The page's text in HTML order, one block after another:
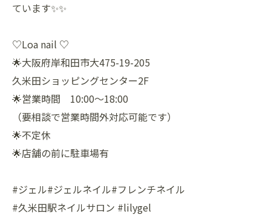
ています✨✨
♡Loa nail ♡
🌟大阪府岸和田市大475-19-205
久米田ショッピングセンター2F
🌟営業時間 10:00〜18:00
（要相談で営業時間外対応可能です）
🌟不定休
🌟店舗の前に駐車場有
#ジェル#ジェルネイル#フレンチネイル
#久米田駅ネイルサロン #lilygel